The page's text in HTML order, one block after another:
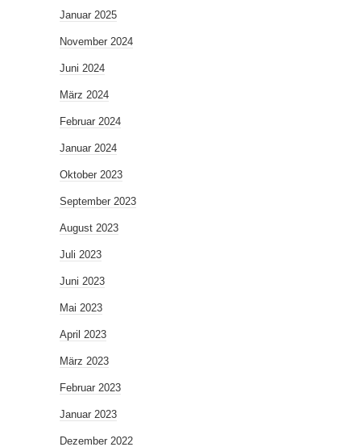
Januar 2025
November 2024
Juni 2024
März 2024
Februar 2024
Januar 2024
Oktober 2023
September 2023
August 2023
Juli 2023
Juni 2023
Mai 2023
April 2023
März 2023
Februar 2023
Januar 2023
Dezember 2022